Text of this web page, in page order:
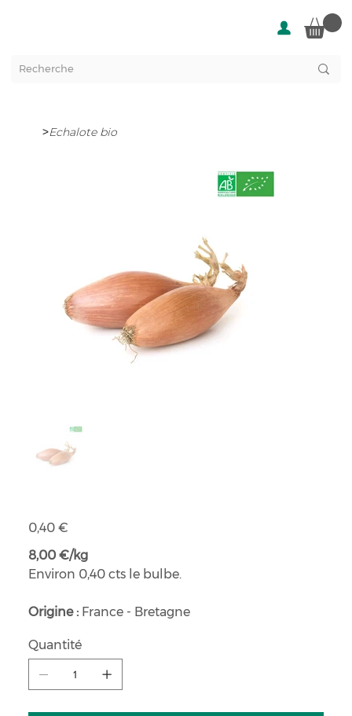
>Echalote bio
Prix
0,40 €
8,00 €/kg
Environ 0,40 cts le bulbe.
Origine : France - Bretagne
Quantité